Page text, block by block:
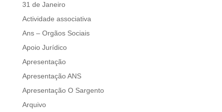
31 de Janeiro
Actividade associativa
Ans – Orgãos Sociais
Apoio Jurídico
Apresentação
Apresentação ANS
Apresentação O Sargento
Arquivo